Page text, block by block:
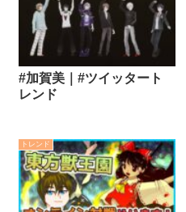
#加賀美｜#ツイッタート
レンド
トレンド